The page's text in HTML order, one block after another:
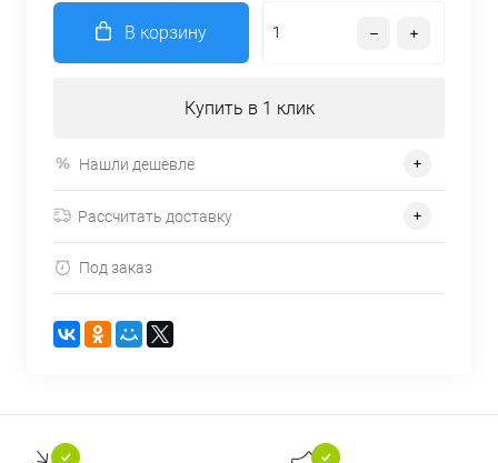
В корзину
Купить в 1 клик
Нашли дешевле
Рассчитать доставку
Под заказ